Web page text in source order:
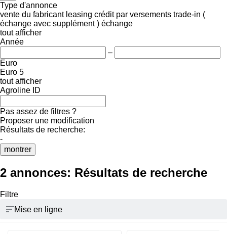
Type d'annonce
vente du fabricant leasing crédit par versements trade-in (
échange avec supplément ) échange
tout afficher
Année
–
Euro
Euro 5
tout afficher
Agroline ID
Pas assez de filtres ?
Proposer une modification
Résultats de recherche:
-
montrer
2 annonces: Résultats de recherche
Filtre
Mise en ligne